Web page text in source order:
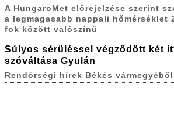
A HungaroMet előrejelzése szerint
a legmagasabb nappali hőmérséklet
fok között valószínű
Súlyos sérüléssel végződött két
szóváltása Gyulán
Rendőrségi hírek Békés vármegyéből